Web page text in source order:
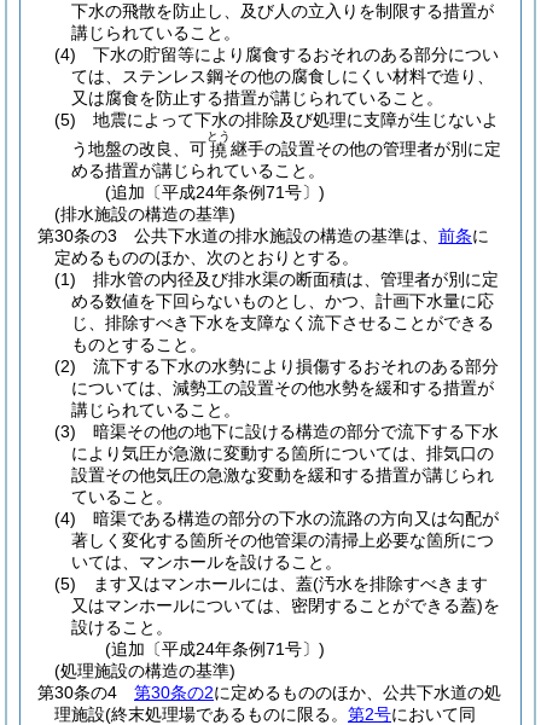
下水の飛散を防止し、及び人の立入りを制限する措置が
講じられていること。
(4)
下水の貯留等により腐食するおそれのある部分につい
ては、ステンレス鋼その他の腐食しにくい材料で造り、
又は腐食を防止する措置が講じられていること。
(5)
地震によって下水の排除及び処理に支障が生じないよ
う地盤の改良、可撓
とう
継手の設置その他の管理者が別に定
める措置が講じられていること。
(追加〔平成24年条例71号〕)
(排水施設の構造の基準)
第30条の3
公共下水道の排水施設の構造の基準は、 前条に
定めるもののほか、次のとおりとする。
(1)
排水管の内径及び排水渠の断面積は、管理者が別に定
める数値を下回らないものとし、かつ、計画下水量に応
じ、排除すべき下水を支障なく流下させることができる
ものとすること。
(2)
流下する下水の水勢により損傷するおそれのある部分
については、減勢工の設置その他水勢を緩和する措置が
講じられていること。
(3)
暗渠その他の地下に設ける構造の部分で流下する下水
により気圧が急激に変動する箇所については、排気口の
設置その他気圧の急激な変動を緩和する措置が講じられ
ていること。
(4)
暗渠である構造の部分の下水の流路の方向又は勾配が
著しく変化する箇所その他管渠の清掃上必要な箇所につ
いては、マンホールを設けること。
(5)
ます又はマンホールには、蓋(汚水を排除すべきます
又はマンホールについては、密閉することができる蓋)を
設けること。
(追加〔平成24年条例71号〕)
(処理施設の構造の基準)
第30条の4
第30条の2に定めるもののほか、公共下水道の処
理施設(終末処理場であるものに限る。 第2号において同